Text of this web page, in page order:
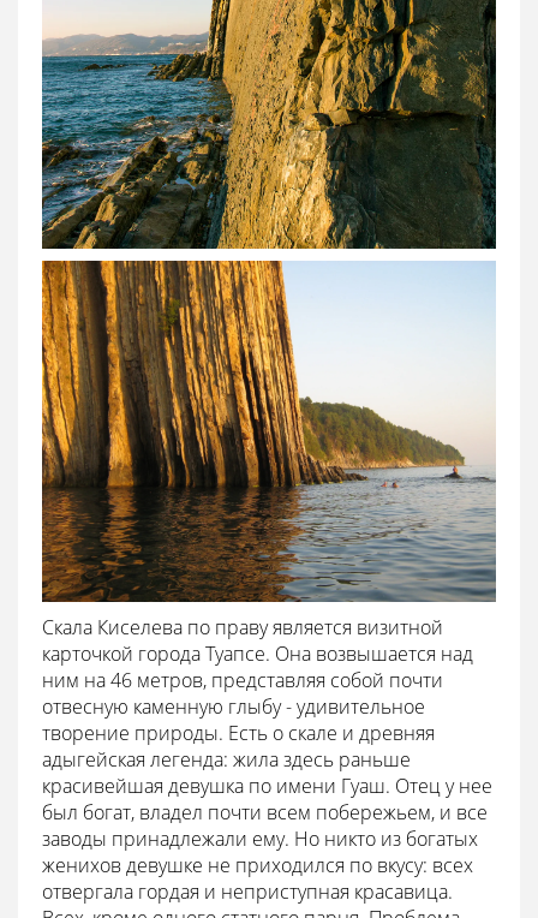
Скала Киселева по праву является визитной
карточкой города Туапсе. Она возвышается над
ним на 46 метров, представляя собой почти
отвесную каменную глыбу - удивительное
творение природы. Есть о скале и древняя
адыгейская легенда: жила здесь раньше
красивейшая девушка по имени Гуаш. Отец у нее
был богат, владел почти всем побережьем, и все
заводы принадлежали ему. Но никто из богатых
женихов девушке не приходился по вкусу: всех
отвергала гордая и неприступная красавица.